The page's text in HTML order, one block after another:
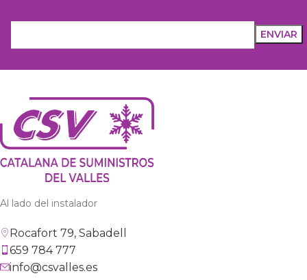
Al lado del instalador
Rocafort 79, Sabadell
659 784 777
info@csvalles.es